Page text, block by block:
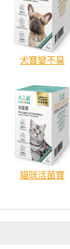
犬寶變不臭
貓咪活菌寶